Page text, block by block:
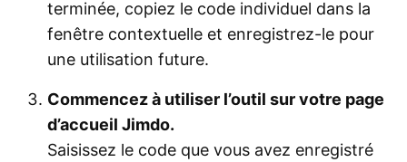
terminée, copiez le code individuel dans la
fenêtre contextuelle et enregistrez-le pour
une utilisation future.
Commencez à utiliser l’outil sur votre page
d’accueil Jimdo.
Saisissez le code que vous avez enregistré